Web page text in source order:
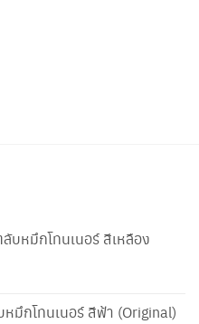
บหมึกโทนเนอร์ สีเหลือง
มึกโทนเนอร์ สีฟ้า (Original)